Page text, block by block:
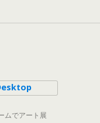
ムでアート展